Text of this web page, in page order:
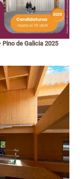
de Galicia 2025